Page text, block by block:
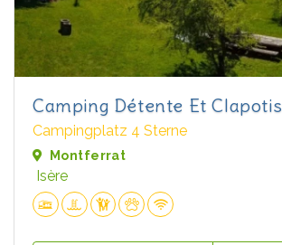
Camping Détente Et Clapotis
Campingplatz 4 Sterne
Montferrat
Isère